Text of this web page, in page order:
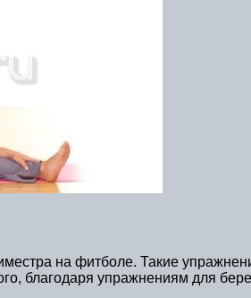
на фитболе. Такие
благодаря упражнениям для